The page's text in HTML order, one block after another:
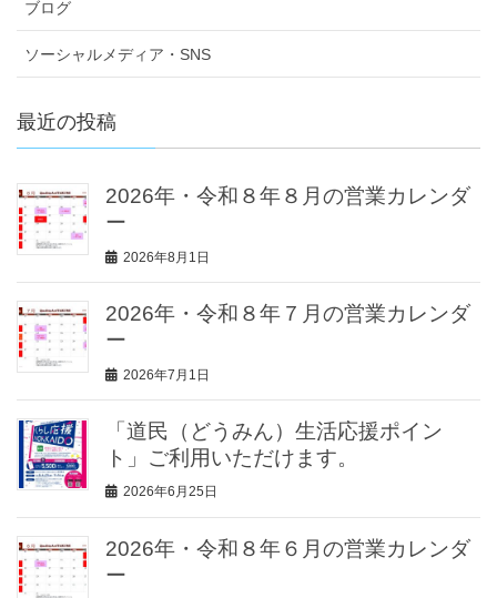
ブログ
ソーシャルメディア・SNS
最近の投稿
2026年・令和８年８月の営業カレンダ
ー
2026年8月1日
2026年・令和８年７月の営業カレンダ
ー
2026年7月1日
「道民（どうみん）生活応援ポイン
ト」ご利用いただけます。
2026年6月25日
2026年・令和８年６月の営業カレンダ
ー